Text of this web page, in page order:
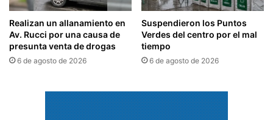
Realizan un allanamiento en
Av. Rucci por una causa de
presunta venta de drogas
6 de agosto de 2026
Suspendieron los Puntos
Verdes del centro por el mal
tiempo
6 de agosto de 2026